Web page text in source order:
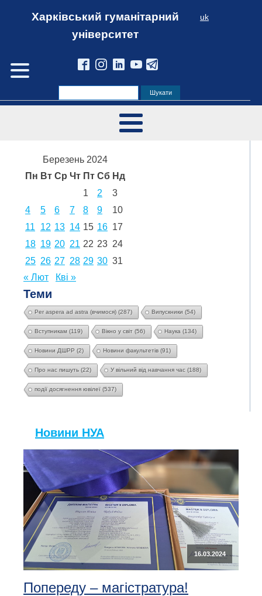
Харківський гуманітарний
університет
uk
Березень 2024
Пн Вт Ср Чт Пт Сб Нд
1
2
3
4
5 6 7 8 9
10
11
12 13 14 15 16 17
18 19 20 21 22 23 24
25 26 27 28 29 30 31
« Лют
Кві »
Теми
Per aspera ad astra (вчимося) (287) Випускники (54)
Вступникам (119) Вікно у світ (56) Наука (134)
Новини ДШРР (2) Новини факультетів (91)
Про нас пишуть (22) У вільний від навчання час (188)
події досягнення ювілеї (537)
Новини НУА
16.03.2024
Попереду – магістратура!